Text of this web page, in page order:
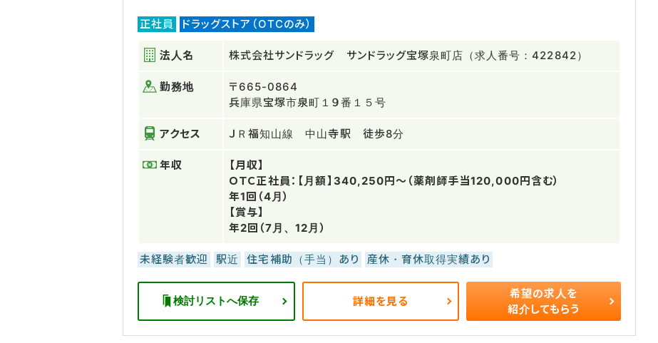
正社員 ドラッグストア（OTCのみ）
法人名 株式会社サンドラッグ サンドラッグ宝塚泉町店（求人番号：422842）
勤務地
〒665-0864
兵庫県宝塚市泉町１９番１５号
アクセス ＪＲ福知山線 中山寺駅 徒歩8分
年収
【月収】
ＯＴＣ正社員：【月額】340,250円～（薬剤師手当120,000円含む）
年1回（4月）
【賞与】
年2回（7月、12月）
未経験者歓迎 駅近 住宅補助（手当）あり 産休・育休取得実績あり
検討リストへ保存 詳細を見る
希望の求人を
紹介してもらう